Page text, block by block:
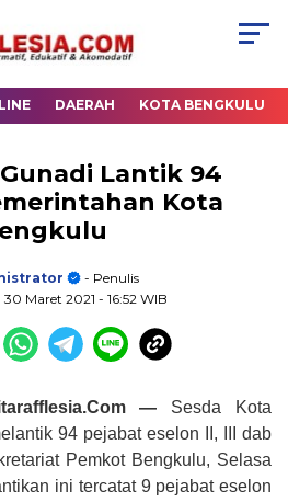
DAERAH KOTA BENGKULU
Lantik 94
Kota
- Penulis
30 Maret 2021 - 16:52 WIB
— Sesda Kota
94 pejabat eselon II, III dab
Pemkot Bengkulu, Selasa
ini tercatat 9 pejabat eselon